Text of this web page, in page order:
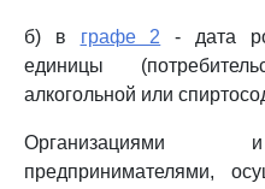
б) в графе 2 - дата
единицы
алкогольной или
Организациями
предпринимателями,